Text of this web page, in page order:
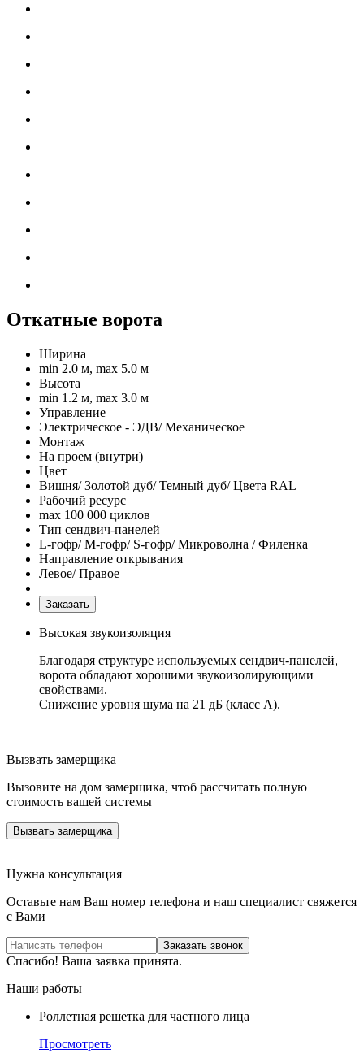
Откатные ворота
Ширина
min 2.0 м, max 5.0 м
Высота
min 1.2 м, max 3.0 м
Управление
Электрическое - ЭДВ/ Механическое
Монтаж
На проем (внутри)
Цвет
Вишня/ Золотой дуб/ Темный дуб/ Цвета RAL
Рабочий ресурс
max 100 000 циклов
Тип сендвич-панелей
L-гофр/ M-гофр/ S-гофр/ Микроволна / Филенка
Направление открывания
Левое/ Правое
Заказать
Высокая звукоизоляция
Благодаря структуре используемых сендвич-панелей,
ворота обладают хорошими звукоизолирующими
свойствами.
Снижение уровня шума на 21 дБ (класс А).
Вызвать замерщика
Вызовите на дом замерщика, чтоб рассчитать полную
стоимость вашей системы
Вызвать замерщика
Нужна консультация
Оставьте нам Ваш номер телефона и наш специалист свяжется
с Вами
Заказать звонок
Спасибо! Ваша заявка принята.
Наши работы
Роллетная решетка для частного лица
Просмотреть